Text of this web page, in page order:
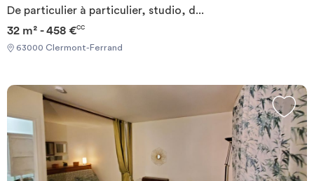
De particulier à particulier, studio, d...
32 m² - 458 €CC
63000 Clermont-Ferrand